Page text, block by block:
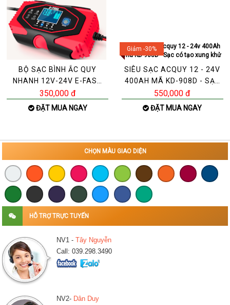
BỘ SẠC BÌNH ẮC QUY
NHANH 12V-24V E-FAST
KÈM PHỤC HỒI BÌNH 2AH-
1
350,000 đ
ĐẶT MUA NGAY
Giảm -30%
SIÊU SẠC ACQUY 12 - 24V
400AH MÃ KD-908D - SẠC
CÓ TẠO XUNG KHỬ
550,000 đ
ĐẶT MUA NGAY
CHỌN MÀU GIAO DIỆN
HỖ TRỢ TRỰC TUYẾN
NV1 - Tây Nguyễn
Call: 039.298.3490
NV2- Dân Duy